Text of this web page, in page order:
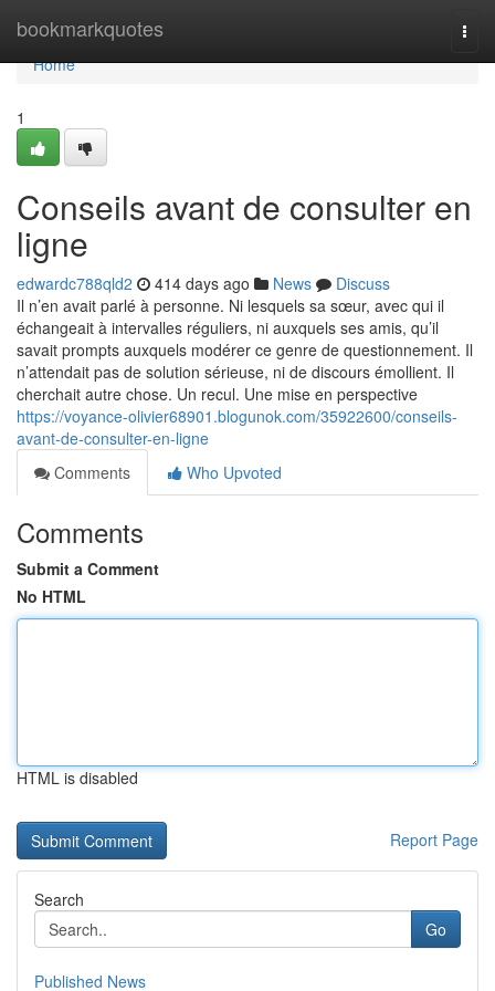
bookmarkquotes
Home
Home
1
Conseils avant de consulter en
ligne
edwardc788qld2 414 days ago News
Discuss
Il n’en avait parlé à personne. Ni lesquels sa sœur, avec qui il
échangeait à intervalles réguliers, ni auxquels ses amis, qu’il
savait prompts auxquels modérer ce genre de questionnement. Il
n’attendait pas de solution sérieuse, ni de discours émollient. Il
cherchait autre chose. Un recul. Une mise en perspective
https://voyance-olivier68901.blogunok.com/35922600/conseils-
avant-de-consulter-en-ligne
Comments
Who Upvoted
Comments
Submit a Comment
No HTML
HTML is disabled
Report Page
Search
Go
Published News